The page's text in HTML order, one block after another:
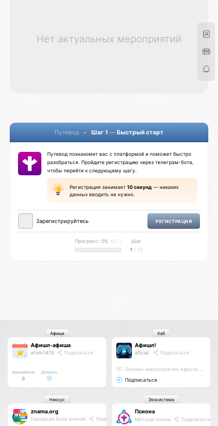
Нет актуальных мероприятий
Путевод • Шаг 1 — Быстрый старт
Путевод познакомит вас с платформой и поможет быстро
разобраться. Пройдите регистрацию через телеграм-бота,
чтобы перейти к следующему шагу.
Регистрация занимает 10 секунд — никаких
данных вводить не нужно.
Зарегистрируйтесь РЕГИСТРАЦИЯ
Прогресс: 0% 0 / 1 Шаг
1 / 15
Афишл-афиша
atom1476 Поделиться
Мероприятия
0
Добавить
Афиша
Афишл!
aficial Поделиться
Онлайн-мероприятия Афиста Лаб
Подписаться
Хаб
znama.org
Народная база знаний Поделиться
Нексус
Псиона
Метаорганизм Поделиться
Экосистема